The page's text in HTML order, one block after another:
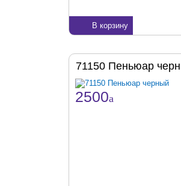
В корзину
71150 Пеньюар
2500a